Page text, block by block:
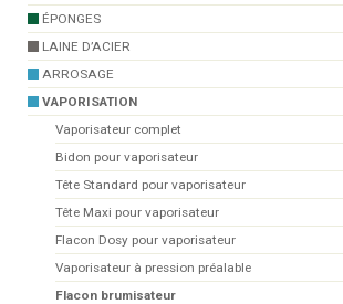
ÉPONGES
LAINE D’ACIER
ARROSAGE
VAPORISATION
Vaporisateur complet
Bidon pour vaporisateur
Tête Standard pour vaporisateur
Tête Maxi pour vaporisateur
Flacon Dosy pour vaporisateur
Vaporisateur à pression préalable
Flacon brumisateur